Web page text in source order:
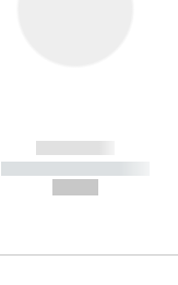
------------
----------- -----------